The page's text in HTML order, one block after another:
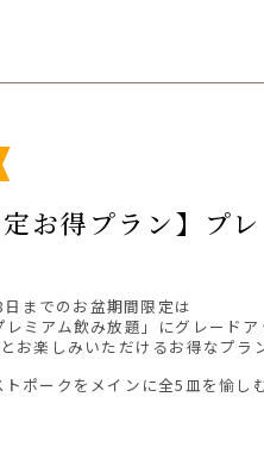
までのお盆期間限定は
ミアム飲み放題」にグレード
お楽しみいただけるお得なプラ
ポークをメインに全5皿を愉し